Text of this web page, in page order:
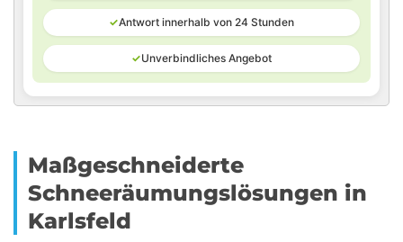
✓Antwort innerhalb von 24 Stunden
✓Unverbindliches Angebot
Maßgeschneiderte
Schneeräumungslösungen in
Karlsfeld